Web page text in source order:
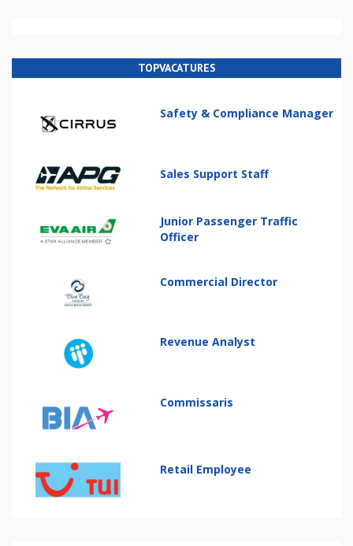
TOPVACATURES
Safety & Compliance Manager
Sales Support Staff
Junior Passenger Traffic
Officer
Commercial Director
Revenue Analyst
Commissaris
Retail Employee